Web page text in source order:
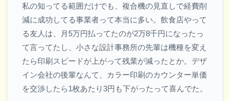
私の知ってる範囲だけでも、複合機の見直しで経費削
減に成功してる事業者って本当に多い。飲食店やって
る友人は、月5万円払ってたのが2万8千円になったっ
て言ってたし、小さな設計事務所の先輩は機種を変え
たら印刷スピードが上がって残業が減ったとか。デザ
イン会社の後輩なんて、カラー印刷のカウンター単価
を交渉したら1枚あたり3円も下がったって喜んでた。